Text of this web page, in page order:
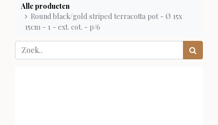
Alle producten
Round black/gold striped terracotta pot - Ø 15x
15cm - 1 - ext. cot. - p/6